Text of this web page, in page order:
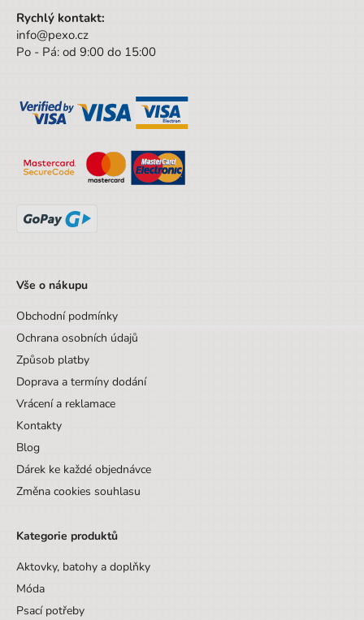
Rychlý kontakt:
info@pexo.cz
Po - Pá: od 9:00 do 15:00
Vše o nákupu
Obchodní podmínky
Ochrana osobních údajů
Způsob platby
Doprava a termíny dodání
Vrácení a reklamace
Kontakty
Blog
Dárek ke každé objednávce
Změna cookies souhlasu
Kategorie produktů
Aktovky, batohy a doplňky
Móda
Psací potřeby